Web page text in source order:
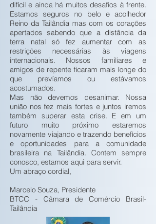
difícil e ainda há muitos desafios à frente.
Estamos seguros no belo e acolhedor
Reino da Tailândia mas com os corações
apertados sabendo que a distância da
terra natal só fez aumentar com as
restrições necessárias às viagens
internacionais. Nossos familiares e
amigos de repente ficaram mais longe do
que prevíamos ou estávamos
acostumados.
Mas não devemos desanimar. Nossa
união nos fez mais fortes e juntos iremos
também superar esta crise. E em um
futuro muito próximo estaremos
novamente viajando e trazendo benefícios
e oportunidades para a comunidade
brasileira na Tailândia. Contem sempre
conosco, estamos aqui para servir.
Um abraço cordial,
Marcelo Souza, Presidente
BTCC - Câmara de Comércio Brasil-
Tailândia